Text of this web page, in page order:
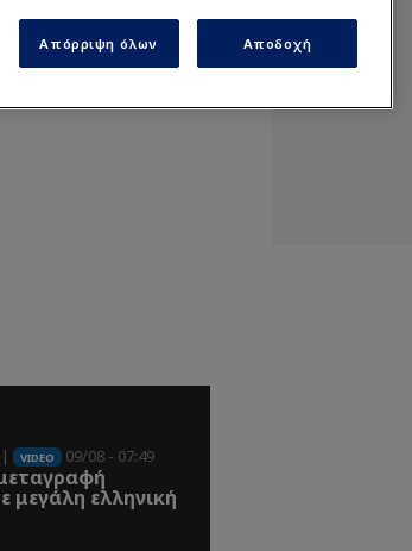
| VIDEO 09/08 - 07:49
μεγάλη ελληνική
Απόρριψη όλων Αποδοχή